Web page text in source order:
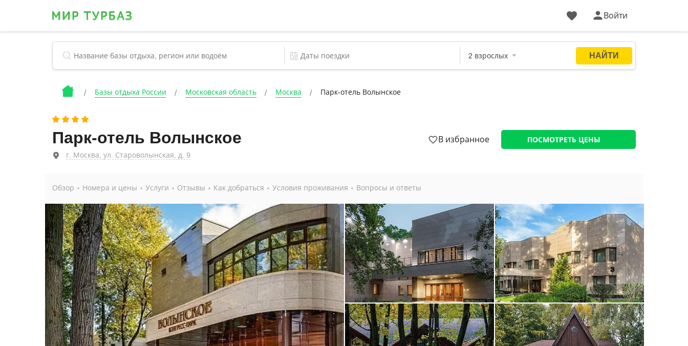
Войти
Базы отдыха России Московская область Москва Парк-отель Волынское
Парк-отель Волынское
г. Москва, ул. Староволынская, д. 9
В избранное ПОСМОТРЕТЬ ЦЕНЫ
Обзор Номера и цены Услуги Отзывы Как добраться Условия проживания Вопросы и ответы